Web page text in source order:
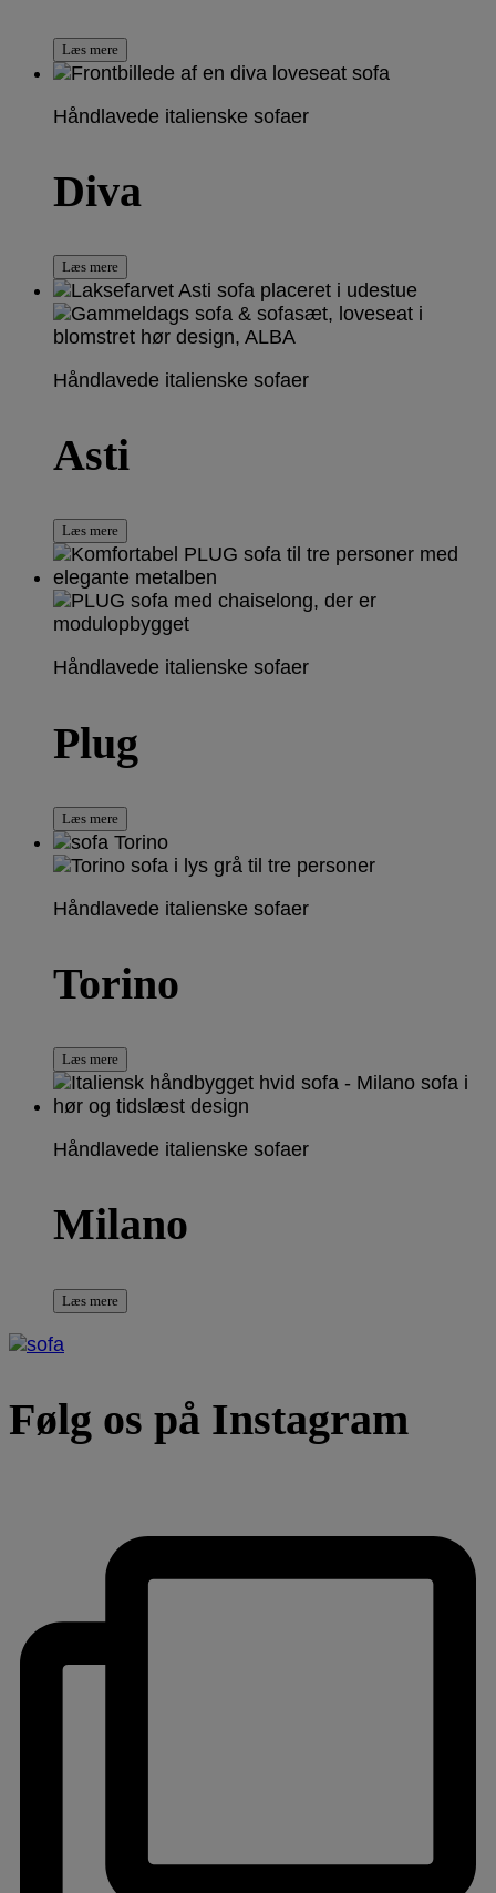
Læs mere
Håndlavede italienske sofaer
Diva
Læs mere
Håndlavede italienske sofaer
Asti
Læs mere
Håndlavede italienske sofaer
Plug
Læs mere
Håndlavede italienske sofaer
Torino
Læs mere
Håndlavede italienske sofaer
Milano
Læs mere
Følg os på Instagram